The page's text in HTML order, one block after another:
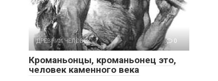
ДРЕВНИЙ ЧЕЛОВЕК 0
Кроманьонцы, кроманьонец это,
человек каменного века